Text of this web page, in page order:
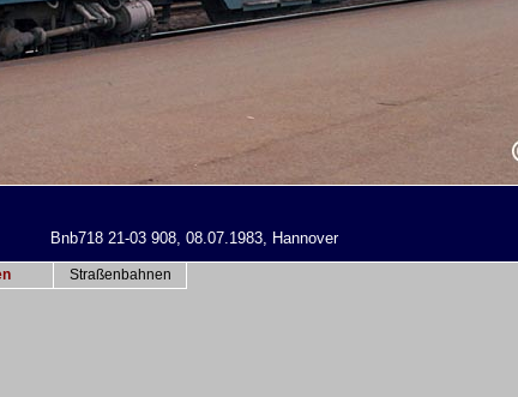
Bnb718 21-03 908, 08.07.1983, Hannover
Straßenbahnen